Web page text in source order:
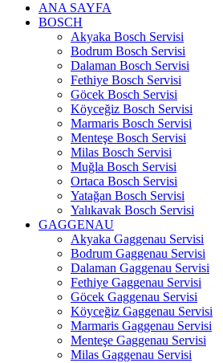
ANA SAYFA
BOSCH
Akyaka Bosch Servisi
Bodrum Bosch Servisi
Dalaman Bosch Servisi
Fethiye Bosch Servisi
Göcek Bosch Servisi
Köyceğiz Bosch Servisi
Marmaris Bosch Servisi
Menteşe Bosch Servisi
Milas Bosch Servisi
Muğla Bosch Servisi
Ortaca Bosch Servisi
Yatağan Bosch Servisi
Yalıkavak Bosch Servisi
GAGGENAU
Akyaka Gaggenau Servisi
Bodrum Gaggenau Servisi
Dalaman Gaggenau Servisi
Fethiye Gaggenau Servisi
Göcek Gaggenau Servisi
Köyceğiz Gaggenau Servisi
Marmaris Gaggenau Servisi
Menteşe Gaggenau Servisi
Milas Gaggenau Servisi